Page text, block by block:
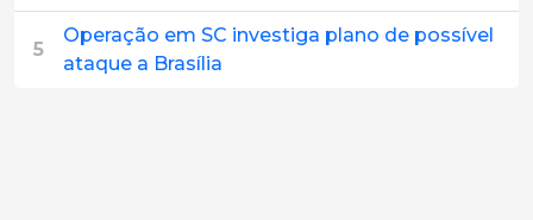
5
Operação em SC investiga plano de possível
ataque a Brasília